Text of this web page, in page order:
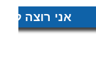
אני רוצה